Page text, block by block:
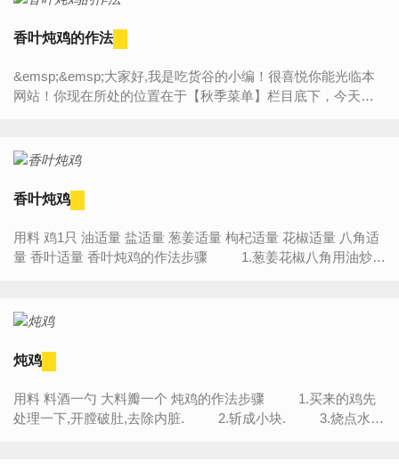
香叶炖鸡的作法
&emsp;&emsp;大家好,我是吃货谷的小编！很喜悦你能光临本
网站！你现在所处的位置在于【秋季菜单】栏目底下，今天将
香叶炖鸡
用料 鸡1只 油适量 盐适量 葱姜适量 枸杞适量 花椒适量 八角适
量 香叶适量 香叶炖鸡的作法步骤 1.葱姜花椒八角用油炒一
炖鸡
用料 料酒一勺 大料瓣一个 炖鸡的作法步骤 1.买来的鸡先
处理一下,开膛破肚,去除内脏. 2.斩成小块. 3.烧点水,